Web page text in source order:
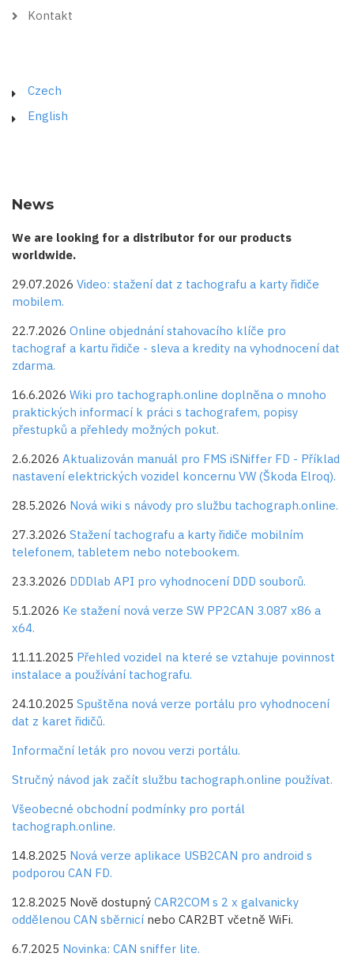
Kontakt
Czech
English
News
We are looking for a distributor for our products
worldwide.
29.07.2026 Video: stažení dat z tachografu a karty řidiče
mobilem.
22.7.2026 Online objednání stahovacího klíče pro
tachograf a kartu řidiče - sleva a kredity na vyhodnocení dat
zdarma.
16.6.2026 Wiki pro tachograph.online doplněna o mnoho
praktických informací k práci s tachografem, popisy
přestupků a přehledy možných pokut.
2.6.2026 Aktualizován manuál pro FMS iSNiffer FD - Příklad
nastavení elektrických vozidel koncernu VW (Škoda Elroq).
28.5.2026 Nová wiki s návody pro službu tachograph.online.
27.3.2026 Stažení tachografu a karty řidiče mobilním
telefonem, tabletem nebo notebookem.
23.3.2026 DDDlab API pro vyhodnocení DDD souborů.
5.1.2026 Ke stažení nová verze SW PP2CAN 3.087 x86 a
x64.
11.11.2025 Přehled vozidel na které se vztahuje povinnost
instalace a používání tachografu.
24.10.2025 Spuštěna nová verze portálu pro vyhodnocení
dat z karet řidičů.
Informační leták pro novou verzi portálu.
Stručný návod jak začít službu tachograph.online používat.
Všeobecné obchodní podmínky pro portál
tachograph.online.
14.8.2025 Nová verze aplikace USB2CAN pro android s
podporou CAN FD.
12.8.2025 Nově dostupný CAR2COM s 2 x galvanicky
oddělenou CAN sběrnicí nebo CAR2BT včetně WiFi.
6.7.2025 Novinka: CAN sniffer lite.